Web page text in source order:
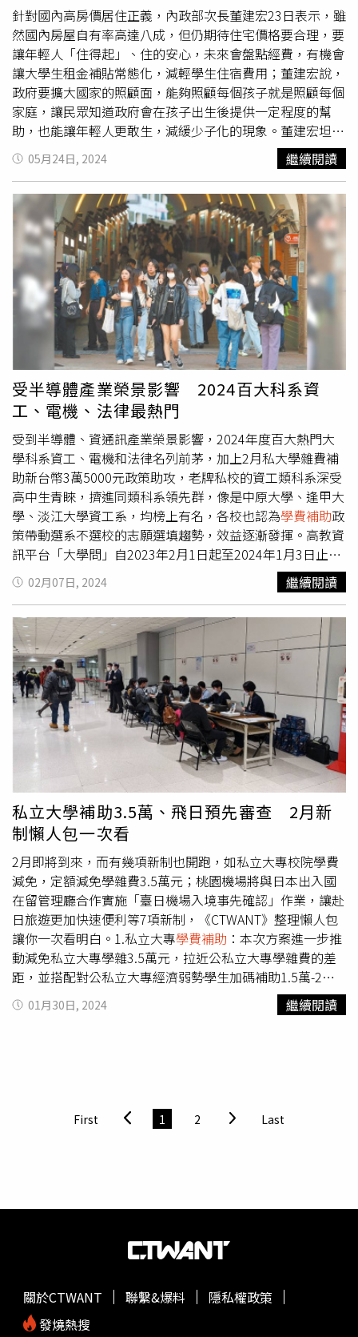
針對國內高房價居住正義，內政部次長董建宏23日表示，雖
然國內房屋自有率高達八成，但仍期待住宅價格要合理，要
讓年輕人「住得起」、住的安心，未來會盤點經費，有機會
讓大學生租金補貼常態化，減輕學生住宿費用；董建宏說，
政府要擴大國家的照顧面，能夠照顧每個孩子就是照顧每個
家庭，讓民眾知道政府會在孩子出生後提供一定程度的幫
助，也能讓年輕人更敢生，減緩少子化的現象。董建宏坦
言，近年來房價拉高的主因來自於國內經濟的正向發展，伴
隨經濟成長、游資流入房地產而推高了房價，政府要做的是
去防範不當炒作行為，未來也會持續擴大推動，讓年輕人有
合理居住空間；此外，回應總統賴清德政見，未來除了補貼
大學生的學費補助，也要讓大學生的住宅生活也有一定的補
貼，減輕家庭的支出負擔。針對國內住宅價格過高問題，董
建宏說，當然期待未來的住宅價格要更合理，讓大家有合理
的居住的空間；雖然國內房屋自有率高達八成，但房價對年
輕人的所得而言仍然難以負擔，他表示，合理的意思是讓年
輕人「住得起」、住的安心，而租金補貼政策就是為了減輕
居住的支出成本。值得注意的是，董建宏拋出了「租房子也
能結婚生子」的想法，雖然年輕人抱怨買不起房就不敢結
婚，但他強調，重點是要有每個人都有安居的空間，政府透
過健全租屋市場、提供租金補貼，可有效降低民眾的居住成
本；他舉例，荷蘭是一個租屋極為普遍的國家，在荷蘭許多
人一輩子租屋也不奇怪，而台灣人針對「成人」、「成家」
和「社會穩定性」的概念，應該可以有討論的空間。董建宏
說，每個家庭的經濟狀況不同，也會使得不同背景條件的學
生有不一樣的資源和發展機會，目前租金補貼政策已擴及18
歲大學生，對於在學生而言是相當有感的補助、也有效減輕
家庭的支出，讓學生可以減少打工時間、增加課餘活動。
05月24日, 2024 繼續閱讀
受半導體產業榮景影響 2024百大科系資
工、電機、法律最熱門
受到半導體、資通訊產業榮景影響，2024年度百大熱門大
學科系資工、電機和法律名列前茅，加上2月私大學雜費補
助新台幣3萬5000元政策助攻，老牌私校的資工類科系深受
高中生青睞，擠進同類科系領先群，像是中原大學、逢甲大
學、淡江大學資工系，均榜上有名，各校也認為學費補助政
策帶動選系不選校的志願選填趨勢，效益逐漸發揮。高教資
訊平台「大學問」自2023年2月1日起至2024年1月3日止，
依照416萬名不重複使用者、5740萬筆瀏覽數，盤點全國
2722個科系，發現資工學類、電機學類等科系的點閱率排
行提升。「大學問」認為，在熱門學類當中，資工、電機和
法律等名列前茅的科系，仍以公立頂大為主，但受惠於私大
學雜費補助新台幣3萬5000元政策於2月上路，老牌私校的
就業熱門科系也擠進同類科系領先群當中，包含中原大學、
淡江大學、逢甲大學與輔仁大學資工系均深獲學子青睞；電
機類則同樣以中原大學、淡江大學、輔仁大學等老牌私大位
居前15名；法律科系則是由東吳大學、輔仁大學與東海大學
都位居前10名熱門科系，可見學費補助帶動選系不選校的趨
勢。對於資通訊科系深獲高中生青睞，中原大學教務長皮世
明坦言，主要還是與就業趨勢有關，一方面除了業界需求量
大，再加上教育部開放資通訊科系招生外加名額，政策結合
市場大環境，讓相關科系成為學子選志願的優先選擇，而在
整體電資領域當中，又以資工系招生最好。皮世明也提到，
私大生的學雜費補助自2月啟動，拉近公私立大學學費差
距，讓高中生在選填志願時，認為學校不是優先考量，同時
也減輕經濟負擔，可選擇交通地點方便的學校就讀。淡江大
學回應，私校學費補助政策當然帶動學校詢問度增加，也讓
高中生端在選擇校系時能夠跳脫以往的思維，有利於做更彈
性的選擇。
02月07日, 2024 繼續閱讀
私立大學補助3.5萬、飛日預先審查 2月新
制懶人包一次看
2月即將到來，而有幾項新制也開跑，如私立大專校院學費
減免，定額減免學雜費3.5萬元；桃園機場將與日本出入國
在留管理廳合作實施「臺日機場入境事先確認」作業，讓赴
日旅遊更加快速便利等7項新制，《CTWANT》整理懶人包
讓你一次看明白。1.私立大專學費補助 ：本次方案進一步推
動減免私立大專學雜3.5萬元，拉近公私立大專學雜費的差
距，並搭配對公私立大專經濟弱勢學生加碼補助1.5萬-2萬
元、全面落實高中職免學費，以及精進就學貸款申貸及還款
措施等三項配套措施，減輕學生家長經濟負擔，也讓學生更
助級距，進一步強化對經濟弱勢學生的照顧。2.赴日航班先
審查：因應春節連續假期國人赴日旅遊高峰，機場公司今
出境候機室預先確認入境資料，可有效縮短抵日後通關審查
空、星宇航空、台灣虎航3家航空業者參與。3.陸生納健
保：陸委會指出，歷經過去3年疫情期間的檢討，如果陸生
健保」案，於113年2月1日實施。4.猴痘改名M痘：疾病管
制署說，修正傳染病中文名稱為「M痘」，自113年2月1日
01月30日, 2024 繼續閱讀
First 1 2 Last
關於CTWANT 聯繫&爆料
隱私權政策
發燒熱搜